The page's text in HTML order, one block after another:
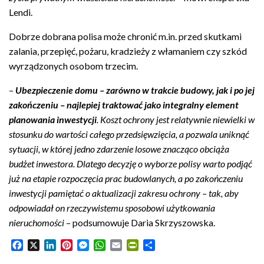
Lendi.
Dobrze dobrana polisa może chronić m.in. przed skutkami
zalania, przepięć, pożaru, kradzieży z włamaniem czy szkód
wyrządzonych osobom trzecim.
– Ubezpieczenie domu – zarówno w trakcie budowy, jak i po jej
zakończeniu – najlepiej traktować jako integralny element
planowania inwestycji. Koszt ochrony jest relatywnie niewielki w
stosunku do wartości całego przedsięwzięcia, a pozwala uniknąć
sytuacji, w której jedno zdarzenie losowe znacząco obciąża
budżet inwestora. Dlatego decyzję o wyborze polisy warto podjąć
już na etapie rozpoczęcia prac budowlanych, a po zakończeniu
inwestycji pamiętać o aktualizacji zakresu ochrony – tak, aby
odpowiadał on rzeczywistemu sposobowi użytkowania
nieruchomości – podsumowuje Daria Skrzyszowska.
M
W